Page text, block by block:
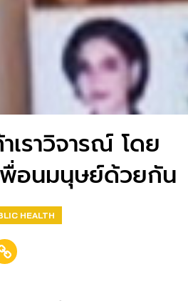
เราวิจารณ์ โดย
พื่อนมนุษย์ด้วยกัน
HEALTH